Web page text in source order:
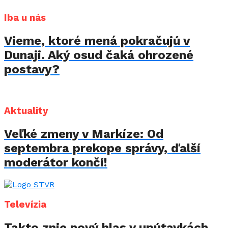
Iba u nás
Vieme, ktoré mená pokračujú v
Dunaji. Aký osud čaká ohrozené
postavy?
Aktuality
Veľké zmeny v Markíze: Od
septembra prekope správy, ďalší
moderátor končí!
Televízia